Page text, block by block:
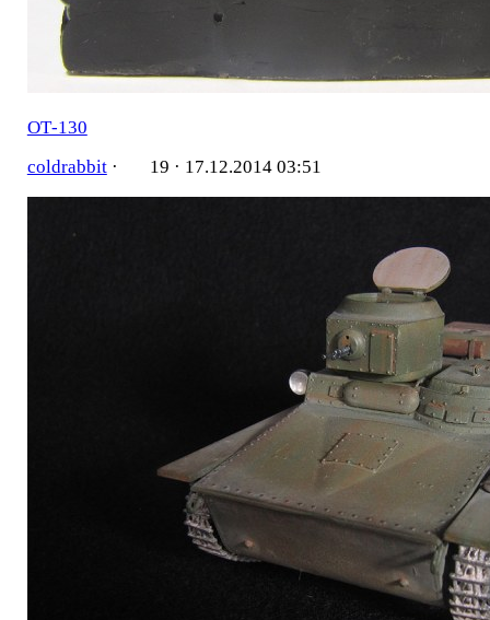
ОТ-130
coldrabbit· 19 · 17.12.2014 03:51